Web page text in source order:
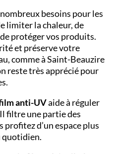
besoins pour les
limiter la chaleur, de
protéger vos produits.
et préserve votre
, comme àSaint-Beauzire
reste très apprécié pour
anti-UVaide à réguler
filtre une partie des
d’un espace plus
quotidien.